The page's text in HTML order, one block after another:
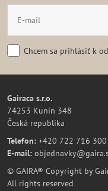
Chcem sa prihlásiť k
Gairaca s.r.o.
74253 Kunín 348
Česká republika
Telefon: +420 722 716 300
E-mail:
© GAIRA® Copyright by
All rights reserved